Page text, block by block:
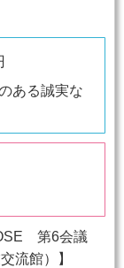
ある誠実な
第6会議
流館）
】